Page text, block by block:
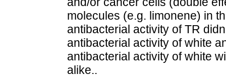
molecules (e.g. limonene) in
antibacterial activity of TR
antibacterial activity of white
antibacterial activity of white
alike..